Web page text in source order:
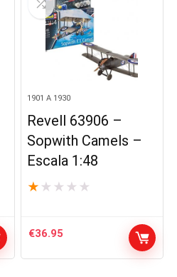
1901 A 1930
Revell 63906 –
Sopwith Camels –
Escala 1:48
★ ★ ★ ★ ★
€36.95